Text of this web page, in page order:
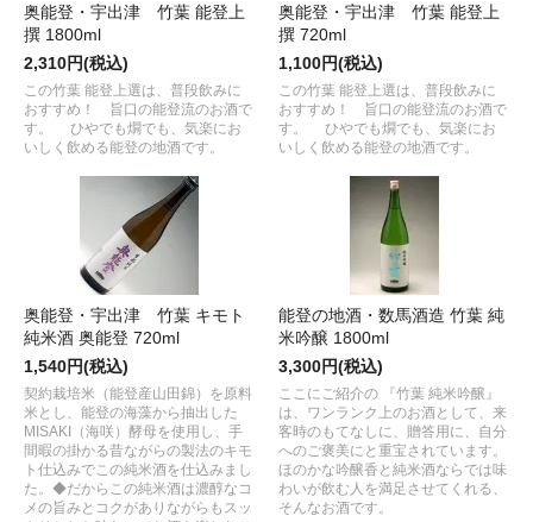
奥能登・宇出津 竹葉 能登上
撰 1800ml
2,310円(税込)
この竹葉 能登上選は、普段飲みに
おすすめ！ 旨口の能登流のお酒で
す。 ひやでも燗でも、気楽にお
いしく飲める能登の地酒です。
奥能登・宇出津 竹葉 能登上
撰 720ml
1,100円(税込)
この竹葉 能登上選は、普段飲みに
おすすめ！ 旨口の能登流のお酒で
す。 ひやでも燗でも、気楽にお
いしく飲める能登の地酒です。
奥能登・宇出津 竹葉 キモト
純米酒 奥能登 720ml
1,540円(税込)
契約栽培米（能登産山田錦）を原料
米とし、能登の海藻から抽出した
MISAKI（海咲）酵母を使用し、手
間暇の掛かる昔ながらの製法のキモ
ト仕込みでこの純米酒を仕込みまし
た。◆だからこの純米酒は濃醇なコ
メの旨みとコクがありながらもスッ
能登の地酒・数馬酒造 竹葉 純
米吟醸 1800ml
3,300円(税込)
ここにご紹介の 『竹葉 純米吟醸』
は、ワンランク上のお酒として、来
客時のもてなしに、贈答用に、自分
へのご褒美にと重宝されています。
ほのかな吟醸香と純米酒ならでは味
わいが飲む人を満足させてくれる、
そんなお酒です。